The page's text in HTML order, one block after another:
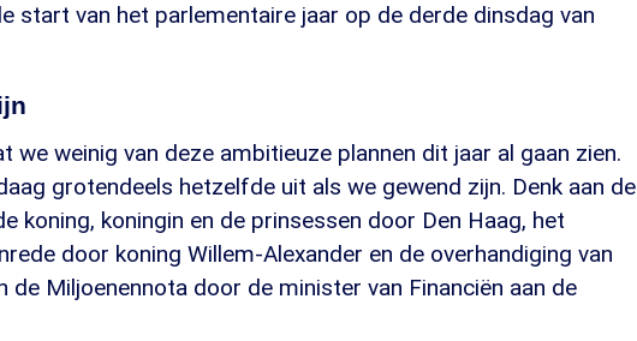
start van het parlementaire jaar op de derde dinsdag van
we weinig van deze ambitieuze plannen dit jaar al gaan zien.
grotendeels hetzelfde uit als we gewend zijn. Denk aan de
koning, koningin en de prinsessen door Den Haag, het
door koning Willem-Alexander en de overhandiging van
Miljoenennota door de minister van Financiën aan de